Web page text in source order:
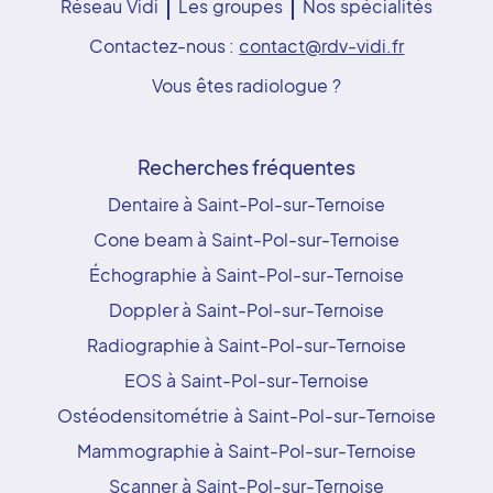
Réseau Vidi
Les groupes
Nos spécialités
Contactez-nous : contact@rdv-vidi.fr
Vous êtes radiologue ?
Recherches fréquentes
Dentaire à Saint-Pol-sur-Ternoise
Cone beam à Saint-Pol-sur-Ternoise
Échographie à Saint-Pol-sur-Ternoise
Doppler à Saint-Pol-sur-Ternoise
Radiographie à Saint-Pol-sur-Ternoise
EOS à Saint-Pol-sur-Ternoise
Ostéodensitométrie à Saint-Pol-sur-Ternoise
Mammographie à Saint-Pol-sur-Ternoise
Scanner à Saint-Pol-sur-Ternoise